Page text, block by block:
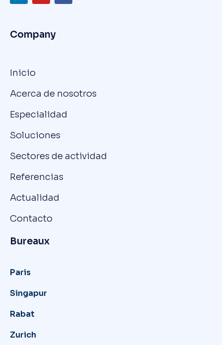
Company
Inicio
Acerca de nosotros
Especialidad
Soluciones
Sectores de actividad
Referencias
Actualidad
Contacto
Bureaux
Paris
Singapur
Rabat
Zurich